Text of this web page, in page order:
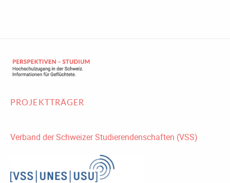
PROJEKTTRÄGER
Verband der Schweizer Studierendenschaften (VSS)